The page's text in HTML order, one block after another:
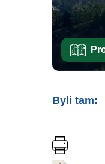
Byli tam: